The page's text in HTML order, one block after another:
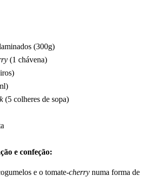
(300g)
(1 chávena)
(5 colheres de sopa)
e confeção:
e o tomate-cherry numa forma de